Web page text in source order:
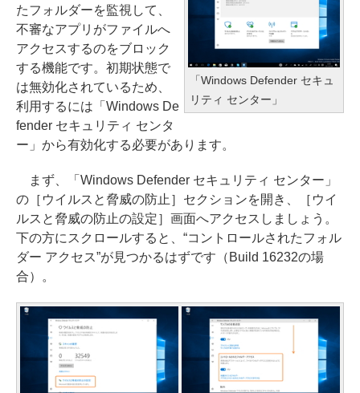
「Windows Defender セキュ
リティ センター」
たフォルダーを監視して、
不審なアプリがファイルへ
アクセスするのをブロック
する機能です。初期状態で
は無効化されているため、
利用するには「Windows De
fender セキュリティ センタ
ー」から有効化する必要があります。
まず、「Windows Defender セキュリティ センター」
の［ウイルスと脅威の防止］セクションを開き、［ウイ
ルスと脅威の防止の設定］画面へアクセスしましょう。
下の方にスクロールすると、“コントロールされたフォル
ダー アクセス”が見つかるはずです（Build 16232の場
合）。